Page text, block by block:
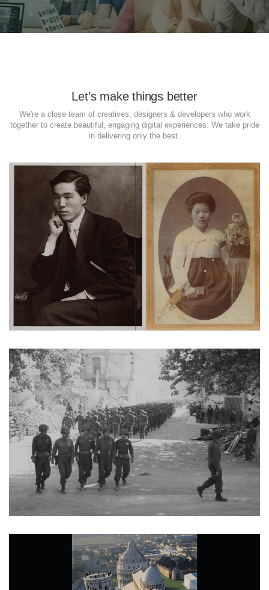
Let’s make things better
We're a close team of creatives, designers & developers who work
together to create beautiful, engaging digital experiences. We take pride
in delivering only the best.